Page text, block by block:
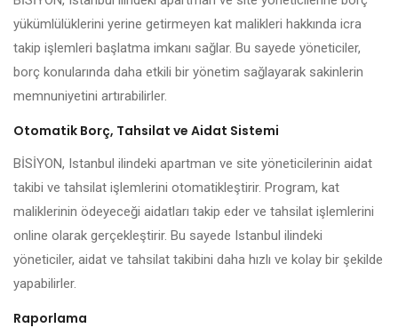
yükümlülüklerini yerine getirmeyen kat malikleri hakkında icra
takip işlemleri başlatma imkanı sağlar. Bu sayede yöneticiler,
borç konularında daha etkili bir yönetim sağlayarak sakinlerin
memnuniyetini artırabilirler.
Otomatik Borç, Tahsilat ve Aidat Sistemi
BİSİYON, Istanbul ilindeki apartman ve site yöneticilerinin aidat
takibi ve tahsilat işlemlerini otomatikleştirir. Program, kat
maliklerinin ödeyeceği aidatları takip eder ve tahsilat işlemlerini
online olarak gerçekleştirir. Bu sayede Istanbul ilindeki
yöneticiler, aidat ve tahsilat takibini daha hızlı ve kolay bir şekilde
yapabilirler.
Raporlama